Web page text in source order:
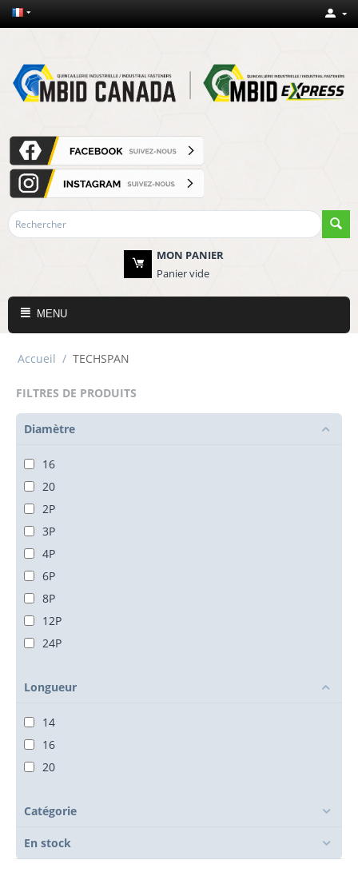
MON PANIER
Panier vide
MENU
Accueil / TECHSPAN
FILTRES DE PRODUITS
Diamètre
16
20
2P
3P
4P
6P
8P
12P
24P
Longueur
14
16
20
Catégorie
En stock